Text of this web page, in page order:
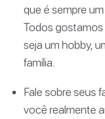
que é sempre
Todos
seja um hobby,
família.
Fale sobre seus
você realmente